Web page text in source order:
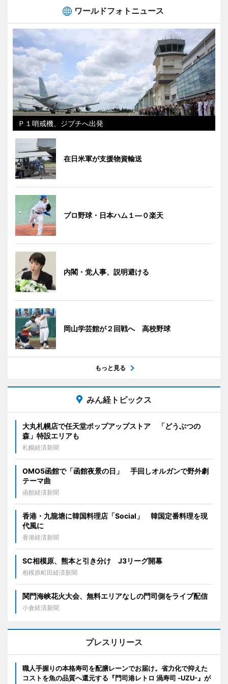
ワールドフォトニュース
Ｐ１哨戒機、ジブチへ出発
在日米軍が支援物資輸送
プロ野球・日本ハム１―０楽天
内閣・党人事、説明避ける
岡山学芸館が２回戦へ 高校野球
もっと見る
みん経トピックス
大丸札幌店で任天堂ポップアップストア 「どうぶつの
森」特設エリアも
札幌経済新聞
OMO5函館で「函館夜景の日」 手回しオルガンで野外劇
テーマ曲
函館経済新聞
香港・九龍塘に韓国料理店「Social」 韓国定番料理を現
代風に
香港経済新聞
SC相模原、熊本と引き分け J3リーグ開幕
相模原町田経済新聞
関門海峡花火大会、無料エリアなしの門司側をライブ配信
小倉経済新聞
プレスリリース
職人手握りの本格寿司を配膳レーンでお届け。省力化で抑えた
コストを魚の品質へ還元する『門司港レトロ 渦寿司 -UZU-』が